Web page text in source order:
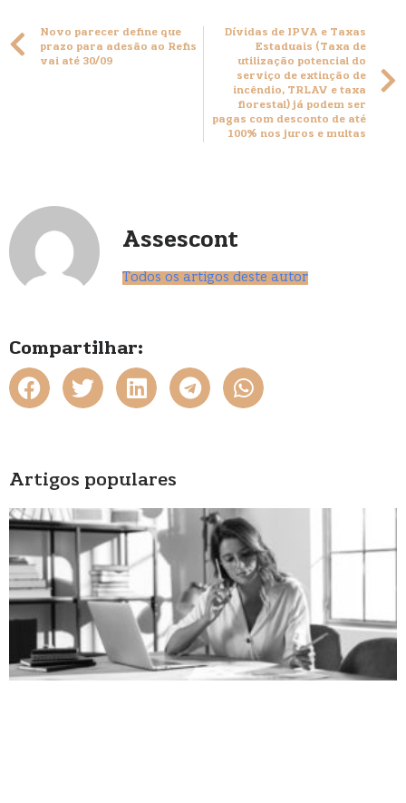
Novo parecer define que
prazo para adesão ao Refis
vai até 30/09
Dívidas de IPVA e Taxas
Estaduais (Taxa de
utilização potencial do
serviço de extinção de
incêndio, TRLAV e taxa
florestal) já podem ser
pagas com desconto de até
100% nos juros e multas
Assescont
Todos os artigos deste autor
Compartilhar:
Artigos populares